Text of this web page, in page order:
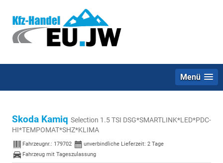
Menü
Skoda Kamiq Selection 1.5 TSI DSG*SMARTLINK*LED*PDC-
HI*TEMPOMAT*SHZ*KLIMA
Fahrzeugnr.: 179702 unverbindliche Lieferzeit: 2 Tage
Fahrzeug mit Tageszulassung